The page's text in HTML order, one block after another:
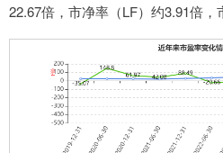
22.67倍，市净率（LF）约3.91倍，